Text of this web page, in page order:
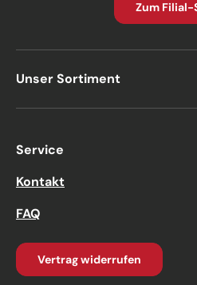
Zum Filial-
Unser Sortiment
Service
Kontakt
FAQ
Vertrag widerrufen